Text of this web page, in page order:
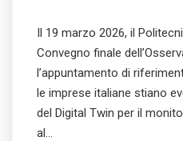
Il 19 marzo 2026, il
Convegno finale
l’appuntamento di
le imprese italiane stiano
del Digital Twin per il
al…